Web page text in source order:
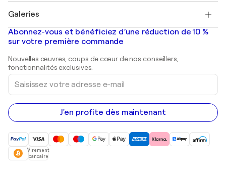
Banksy
Mr. Brainwash
Shepard Fairey
Tableaux abstraits à vendre
Peintures de paysage
Estampes
Peintures acryliques
Galeries
Galeries d'art en France
Galeries d'art en Belgique
Abonnez-vous et bénéficiez d’une réduction de 10 %
sur votre première commande
Nouvelles œuvres, coups de cœur de nos conseillers,
fonctionnalités exclusives.
Saisissez
votre
adresse
e-
mail
J'en profite dès maintenant
Virement
bancaire